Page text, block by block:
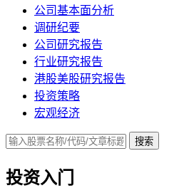
公司基本面分析
调研纪要
公司研究报告
行业研究报告
港股美股研究报告
投资策略
宏观经济
投资入门